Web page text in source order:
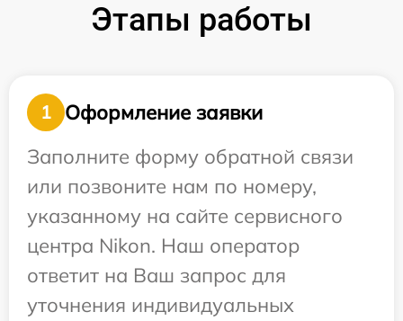
Этапы работы
1
Оформление заявки
Заполните форму обратной связи
или позвоните нам по номеру,
указанному на сайте сервисного
центра Nikon. Наш оператор
ответит на Ваш запрос для
уточнения индивидуальных